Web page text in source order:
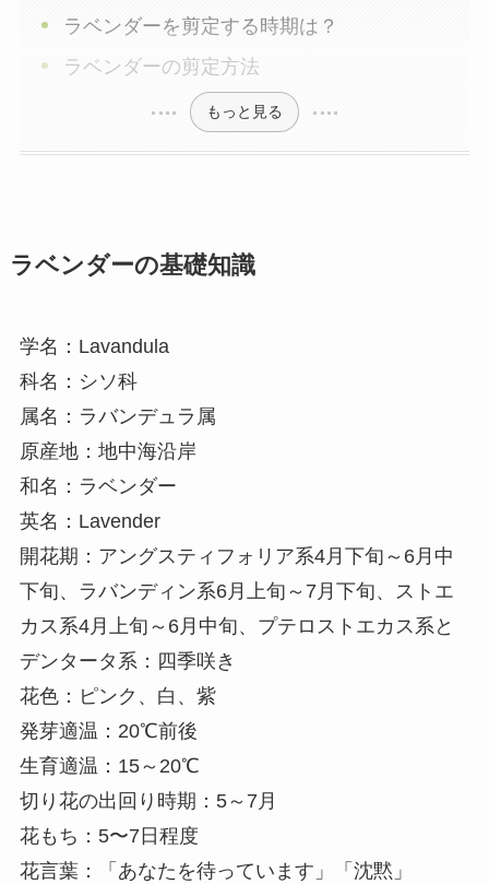
ラベンダーを剪定する時期は？
ラベンダーの剪定方法
もっと見る
ラベンダーの基礎知識
学名：Lavandula
科名：シソ科
属名：ラバンデュラ属
原産地：地中海沿岸
和名：ラベンダー
英名：Lavender
開花期：アングスティフォリア系4月下旬～6月中
下旬、ラバンディン系6月上旬～7月下旬、ストエ
カス系4月上旬～6月中旬、プテロストエカス系と
デンタータ系：四季咲き
花色：ピンク、白、紫
発芽適温：20℃前後
生育適温：15～20℃
切り花の出回り時期：5～7月
花もち：5〜7日程度
花言葉：「あなたを待っています」「沈黙」